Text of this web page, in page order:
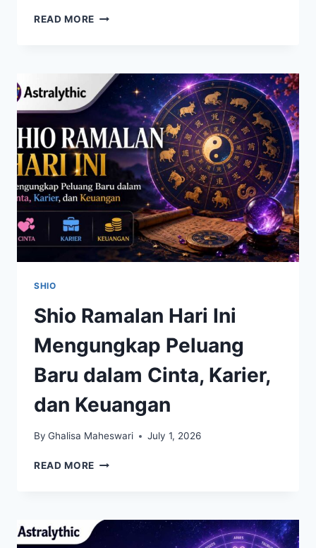
READ MORE LANGIT
ZODIAK
DIPREDIKSI
MEMASUKI
FASE
BARU
SHIO
Shio Ramalan Hari Ini
Mengungkap Peluang
Baru dalam Cinta, Karier,
dan Keuangan
By Ghalisa Maheswari July 1, 2026
READ MORE SHIO
MENGUNGKAP
PELUANG